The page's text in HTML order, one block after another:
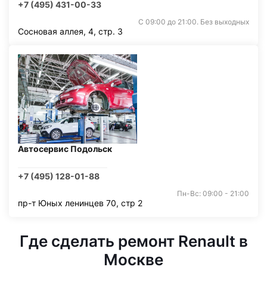
+7 (495) 431-00-33
С 09:00 до 21:00. Без выходных
Сосновая аллея, 4, стр. 3
Автосервис Подольск
+7 (495) 128-01-88
Пн-Вс: 09:00 - 21:00
пр-т Юных ленинцев 70, стр 2
Где сделать ремонт Renault в
Москве